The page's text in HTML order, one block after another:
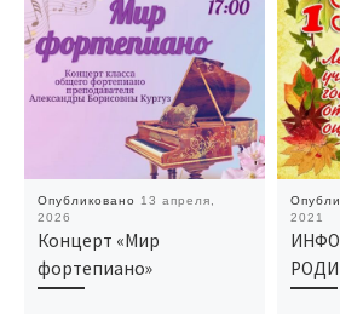
Опубликовано 13 апреля,
2026
Концерт «Мир
фортепиано»
2021